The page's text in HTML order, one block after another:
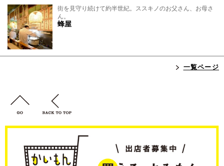
街を見守り続けて約半世紀。ススキノのお父さん、お母さ
ん。
蜂屋
一覧ページ